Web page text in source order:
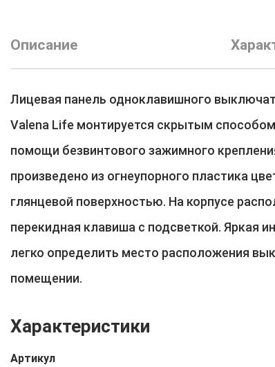
Описание
Лицевая панель одноклавишного
Valena Life монтируется скрытым
помощи безвинтового зажимного
произведено из огнеупорного пластика
глянцевой поверхностью. На корпусе
перекидная клавиша с подсветкой. Яркая
легко определить место расположения
помещении.
Характеристики
Артикул